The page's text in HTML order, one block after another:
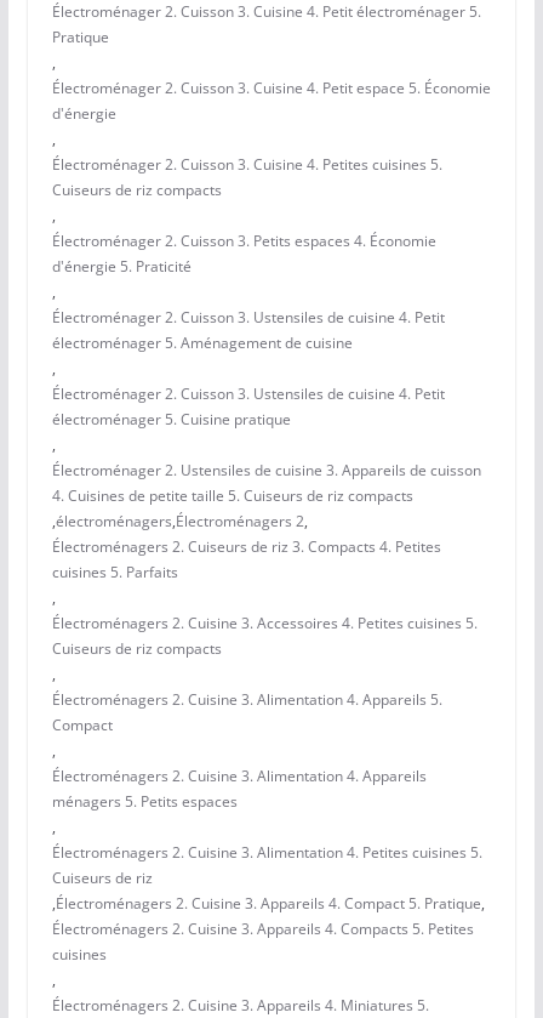
Électroménager 2. Cuisson 3. Cuisine 4. Petit électroménager 5.
Pratique
,
Électroménager 2. Cuisson 3. Cuisine 4. Petit espace 5. Économie
d'énergie
,
Électroménager 2. Cuisson 3. Cuisine 4. Petites cuisines 5.
Cuiseurs de riz compacts
,
Électroménager 2. Cuisson 3. Petits espaces 4. Économie
d'énergie 5. Praticité
,
Électroménager 2. Cuisson 3. Ustensiles de cuisine 4. Petit
électroménager 5. Aménagement de cuisine
,
Électroménager 2. Cuisson 3. Ustensiles de cuisine 4. Petit
électroménager 5. Cuisine pratique
,
Électroménager 2. Ustensiles de cuisine 3. Appareils de cuisson
4. Cuisines de petite taille 5. Cuiseurs de riz compacts
,électroménagers,Électroménagers 2,
Électroménagers 2. Cuiseurs de riz 3. Compacts 4. Petites
cuisines 5. Parfaits
,
Électroménagers 2. Cuisine 3. Accessoires 4. Petites cuisines 5.
Cuiseurs de riz compacts
,
Électroménagers 2. Cuisine 3. Alimentation 4. Appareils 5.
Compact
,
Électroménagers 2. Cuisine 3. Alimentation 4. Appareils
ménagers 5. Petits espaces
,
Électroménagers 2. Cuisine 3. Alimentation 4. Petites cuisines 5.
Cuiseurs de riz
,Électroménagers 2. Cuisine 3. Appareils 4. Compact 5. Pratique,
Électroménagers 2. Cuisine 3. Appareils 4. Compacts 5. Petites
cuisines
,
Électroménagers 2. Cuisine 3. Appareils 4. Miniatures 5.